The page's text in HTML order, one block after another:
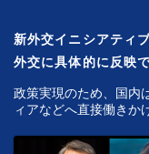
新外交イニシアティ
外交に具体的に反映
政策実現のため、国内
ィアなどへ直接働きか